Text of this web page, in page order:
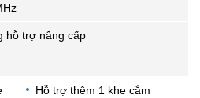
hỗ trợ nâng cấp
Hỗ trợ thêm 1 khe cắm